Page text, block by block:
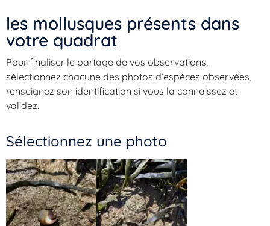
les mollusques présents dans
votre quadrat​
Pour finaliser le partage de vos observations,
sélectionnez chacune des photos d’espèces observées,
renseignez son identification si vous la connaissez et
validez.
Sélectionnez une photo